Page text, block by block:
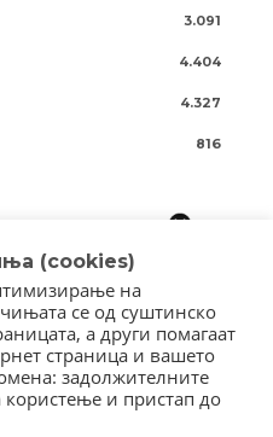
3.091
4.404
4.327
816
(cookies)
на
се од суштинско
а други помагаат
страница и вашето
задолжителните
и пристап до